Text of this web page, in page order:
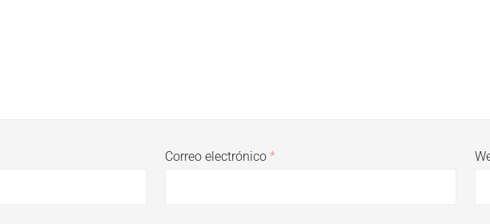
Correo electrónico*